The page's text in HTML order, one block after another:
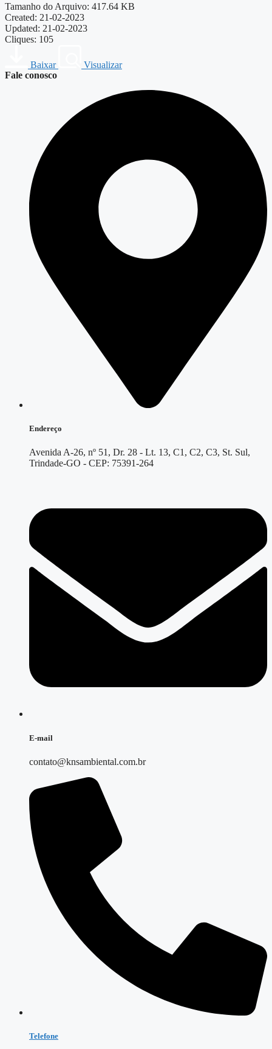
Tamanho do Arquivo: 417.64 KB
Created: 21-02-2023
Updated: 21-02-2023
Cliques: 105
Baixar
Visualizar
Fale conosco
Endereço
Avenida A-26, nº 51, Dr. 28 - Lt. 13, C1, C2, C3, St. Sul,
Trindade-GO - CEP: 75391-264
E-mail
contato@knsambiental.com.br
Telefone